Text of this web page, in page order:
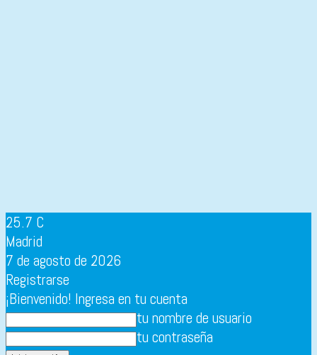
25.7 C
Madrid
7 de agosto de 2026
Registrarse
¡Bienvenido! Ingresa en tu cuenta
tu nombre de usuario
tu contraseña